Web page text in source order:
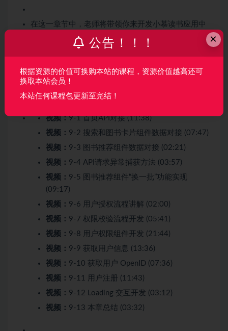
在这一章节中，老师将带领你来开发小慕读书应用中
的用户授权。其中包括如何进行用户授权，以及判断
用户权限、获取 OpenID 等内容，尽量呈现出一套用
收起列表
视频：9-1 首页API对接 (11:38)
视频： 9-2 搜索和图书卡片组件数据对接 (07:47)
视频： 9-3 图书推荐组件数据对接 (02:21)
视频： 9-4 API请求异常捕获方法 (03:57)
视频： 9-5 图书推荐组件“换一批”功能实现
(09:17)
视频： 9-6 用户授权流程讲解 (02:00)
视频： 9-7 权限校验流程开发 (05:41)
视频： 9-8 用户权限组件开发 (21:44)
视频： 9-9 获取用户信息 (13:36)
视频： 9-10 获取用户 OpenID (07:36)
视频： 9-11 用户注册 (11:43)
视频： 9-12 Loading 交互开发 (03:12)
视频： 9-13 本章总结 (03:32)
×
公告！！！
根据资源的价值可换购本站的课程，资源价值越高还可
换取本站会员！
本站任何课程包更新至完结！